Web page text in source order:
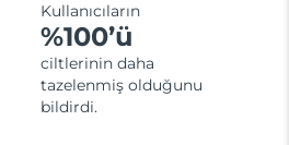
Kullanıcıların
%100’ü
ciltlerinin daha
tazelenmiş olduğunu
bildirdi.